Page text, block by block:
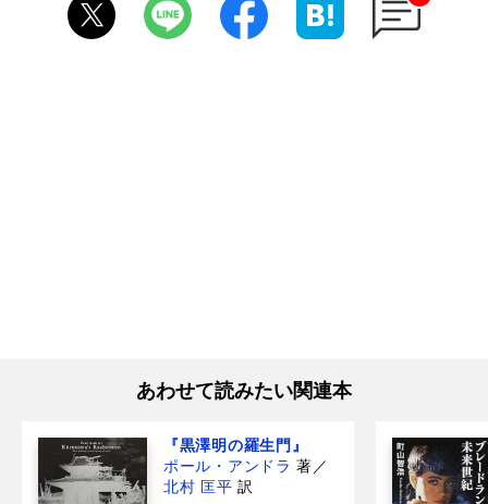
あわせて読みたい関連本
『黒澤明の羅生門』
ポール・アンドラ 著 ／
北村 匡平 訳